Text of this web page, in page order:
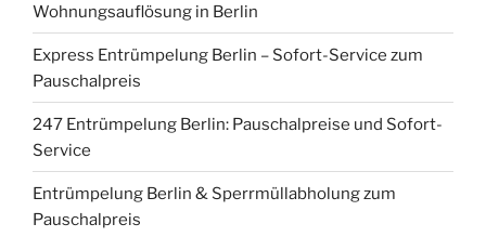
Wohnungsauflösung in Berlin
Express Entrümpelung Berlin – Sofort-Service zum
Pauschalpreis
247 Entrümpelung Berlin: Pauschalpreise und Sofort-
Service
Entrümpelung Berlin & Sperrmüllabholung zum
Pauschalpreis